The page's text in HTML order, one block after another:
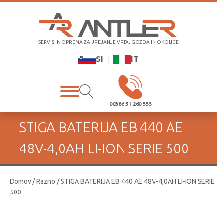
SERVIS IN OPREMA ZA UREJANJE VRTA, GOZDA IN OKOLICE
SI IT
00386 51 260 553
STIGA BATERIJA EB 440 AE
48V-4,0AH LI-ION SERIE 500
Domov/Razno / STIGA BATERIJA EB 440 AE 48V-4,0AH LI-ION SERIE
500